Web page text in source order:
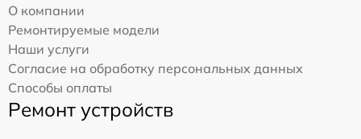
О компании
Ремонтируемые модели
Наши услуги
Согласие на обработку персональных данных
Способы оплаты
Ремонт устройств